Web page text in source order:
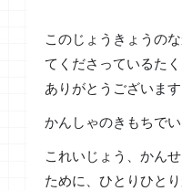
このじょうきょうの
てくださっているた
ありがとうございます
かんしゃのきもちでい
これいじょう、かん
ために、ひとりひと